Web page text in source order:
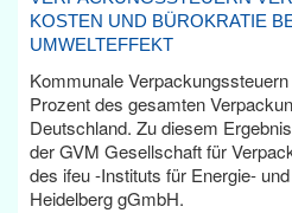
KOSTEN UND BÜROKRATIE
UMWELTEFFEKT
Kommunale
Prozent des gesamten
Deutschland. Zu diesem
der GVM Gesellschaft für
des ifeu -Instituts für Energie-
Heidelberg gGmbH.